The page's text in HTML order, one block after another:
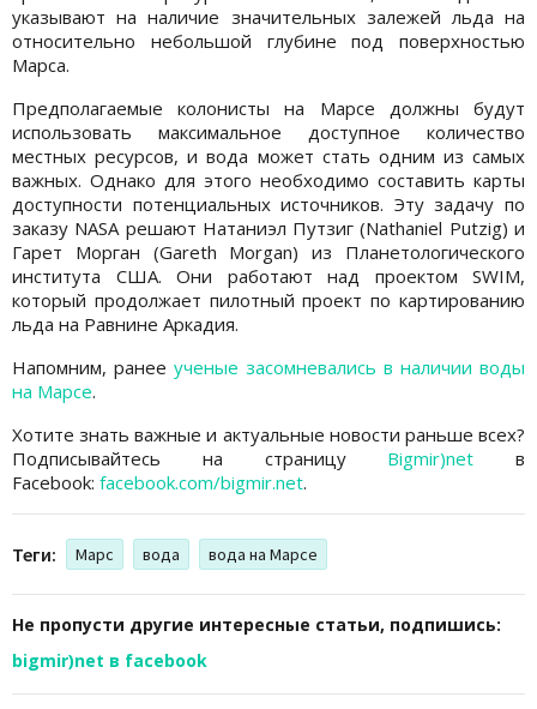
указывают на наличие значительных залежей льда на
относительно небольшой глубине под поверхностью
Марса.
Предполагаемые колонисты на Марсе должны будут
использовать максимальное доступное количество
местных ресурсов, и вода может стать одним из самых
важных. Однако для этого необходимо составить карты
доступности потенциальных источников. Эту задачу по
заказу NASA решают Натаниэл Путзиг (Nathaniel Putzig) и
Гарет Морган (Gareth Morgan) из Планетологического
института США. Они работают над проектом SWIM,
который продолжает пилотный проект по картированию
льда на Равнине Аркадия.
Напомним, ранее ученые засомневались в наличии воды
на Марсе.
Хотите знать важные и актуальные новости раньше всех?
Подписывайтесь на страницу Bigmir)net в
Facebook: facebook.com/bigmir.net.
Теги: Марс вода вода на Марсе
Не пропусти другие интересные статьи, подпишись:
bigmir)net в facebook